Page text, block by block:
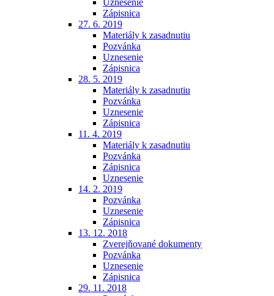
Uznesenie
Zápisnica
27. 6. 2019
Materiály k zasadnutiu
Pozvánka
Uznesenie
Zápisnica
28. 5. 2019
Materiály k zasadnutiu
Pozvánka
Uznesenie
Zápisnica
11. 4. 2019
Materiály k zasadnutiu
Pozvánka
Zápisnica
Uznesenie
14. 2. 2019
Pozvánka
Uznesenie
Zápisnica
13. 12. 2018
Zverejňované dokumenty
Pozvánka
Uznesenie
Zápisnica
29. 11. 2018